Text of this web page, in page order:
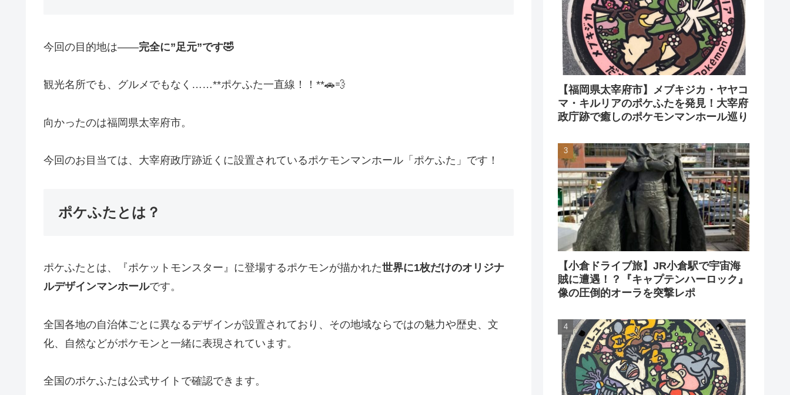
今回の目的地は——完全に”足元”です🤣
観光名所でも、グルメでもなく……**ポケふた一直線！！**🚗💨
向かったのは福岡県太宰府市。
今回のお目当ては、大宰府政庁跡近くに設置されているポケモンマンホール「ポケふた」です！
ポケふたとは？
ポケふたとは、『ポケットモンスター』に登場するポケモンが描かれた世界に1枚だけのオリジナ
ルデザインマンホールです。
全国各地の自治体ごとに異なるデザインが設置されており、その地域ならではの魅力や歴史、文
化、自然などがポケモンと一緒に表現されています。
全国のポケふたは公式サイトで確認できます。
【福岡県太宰府市】メブキジカ・ヤヤコ
マ・キルリアのポケふたを発見！大宰府
政庁跡で癒しのポケモンマンホール巡り
【小倉ドライブ旅】JR小倉駅で宇宙海
賊に遭遇！？『キャプテンハーロック』
像の圧倒的オーラを突撃レポ